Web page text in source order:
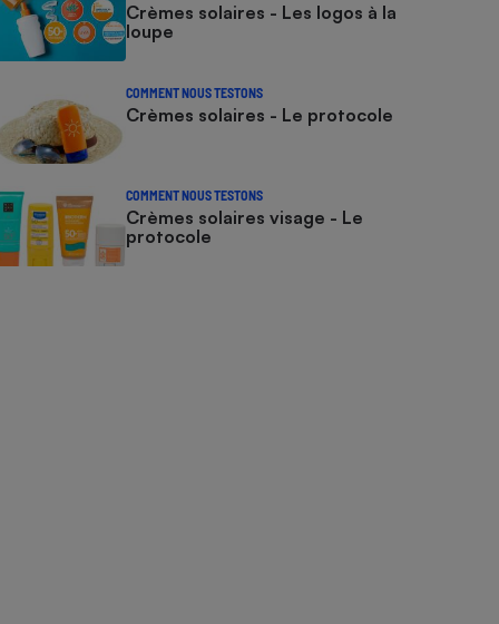
Crèmes solaires - Les logos à la
loupe
COMMENT NOUS TESTONS
Crèmes solaires - Le protocole
COMMENT NOUS TESTONS
Crèmes solaires visage - Le
protocole